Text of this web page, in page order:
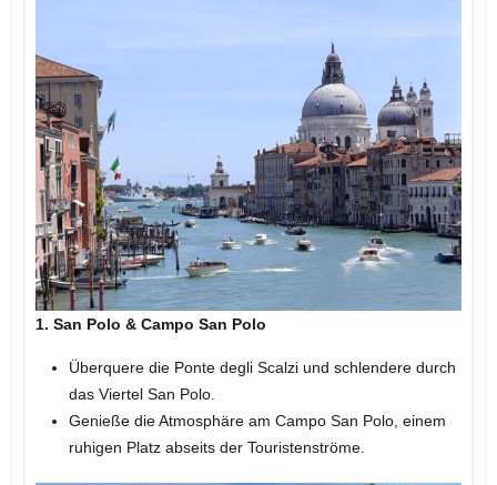
1. San Polo & Campo San Polo
Überquere die Ponte degli Scalzi und schlendere durch
das Viertel San Polo.
Genieße die Atmosphäre am Campo San Polo, einem
ruhigen Platz abseits der Touristenströme.